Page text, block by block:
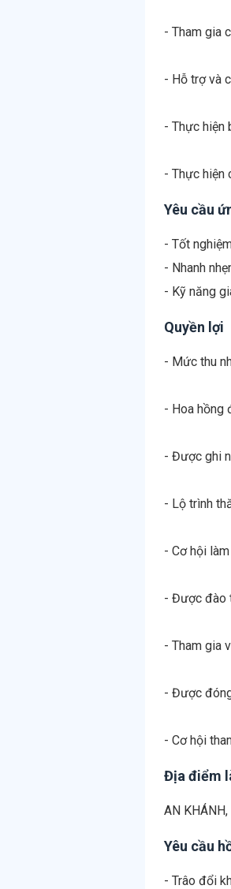
- Tham gia
- Hỗ trợ và
- Thực hiện
- Thực hiện
Yêu cầu
- Tốt
- Nhanh
- Kỹ năng
Quyền lợi
- Mức thu
- Hoa hồng
- Được ghi
- Lộ trình
- Cơ hội
- Được đào
- Tham gia
- Được
- Cơ hội
Địa điểm
AN
Yêu cầu
- Trâo đổi